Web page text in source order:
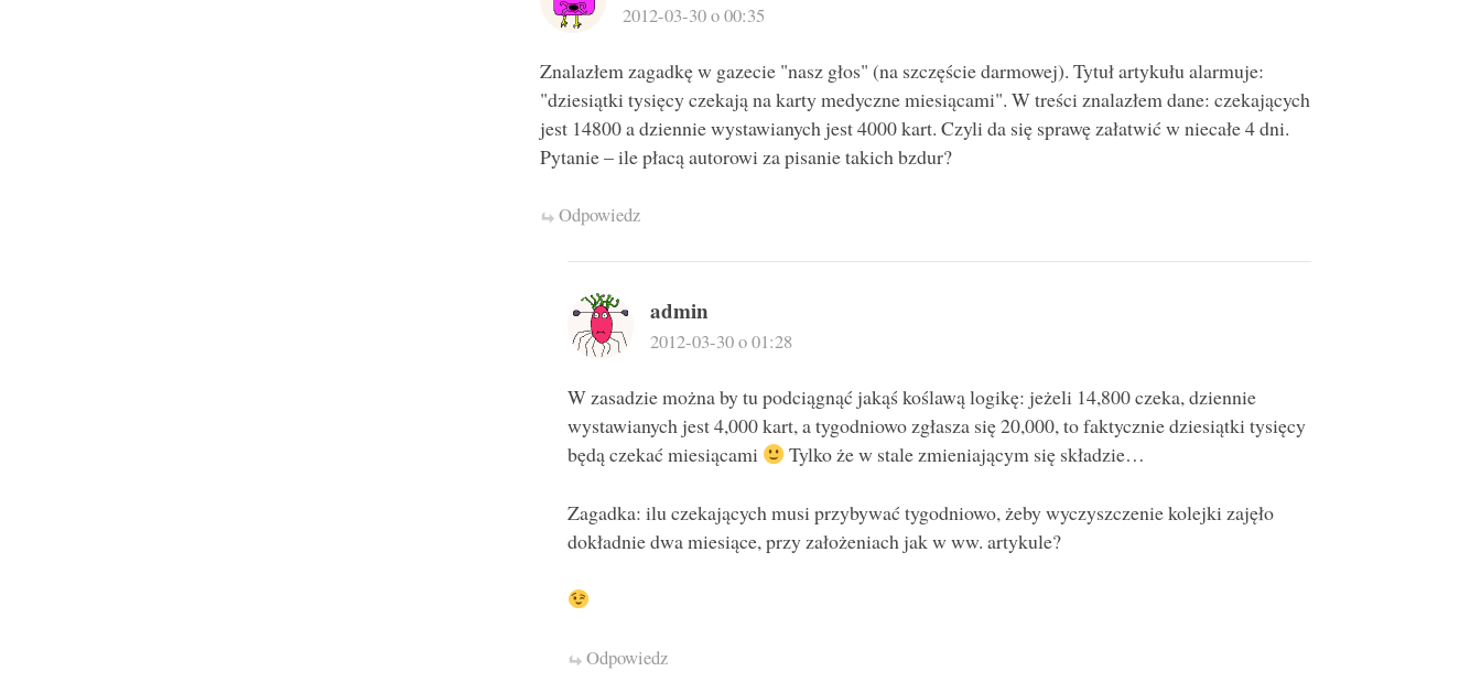
2012-03-30 o 00:35
Znalazłem zagadkę w gazecie "nasz głos" (na szczęście darmowej). Tytuł artykułu alarmuje:
"dziesiątki tysięcy czekają na karty medyczne miesiącami". W treści znalazłem dane: czekających
jest 14800 a dziennie wystawianych jest 4000 kart. Czyli da się sprawę załatwić w niecałe 4 dni.
Pytanie – ile płacą autorowi za pisanie takich bzdur?
Odpowiedz
admin
2012-03-30 o 01:28
W zasadzie można by tu podciągnąć jakąś koślawą logikę: jeżeli 14,800 czeka, dziennie
wystawianych jest 4,000 kart, a tygodniowo zgłasza się 20,000, to faktycznie dziesiątki tysięcy
będą czekać miesiącami
Tylko że w stale zmieniającym się składzie…
Zagadka: ilu czekających musi przybywać tygodniowo, żeby wyczyszczenie kolejki zajęło
dokładnie dwa miesiące, przy założeniach jak w ww. artykule?
Odpowiedz